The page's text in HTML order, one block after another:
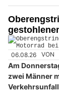
06.08.26 VON
Am
zwei Männer